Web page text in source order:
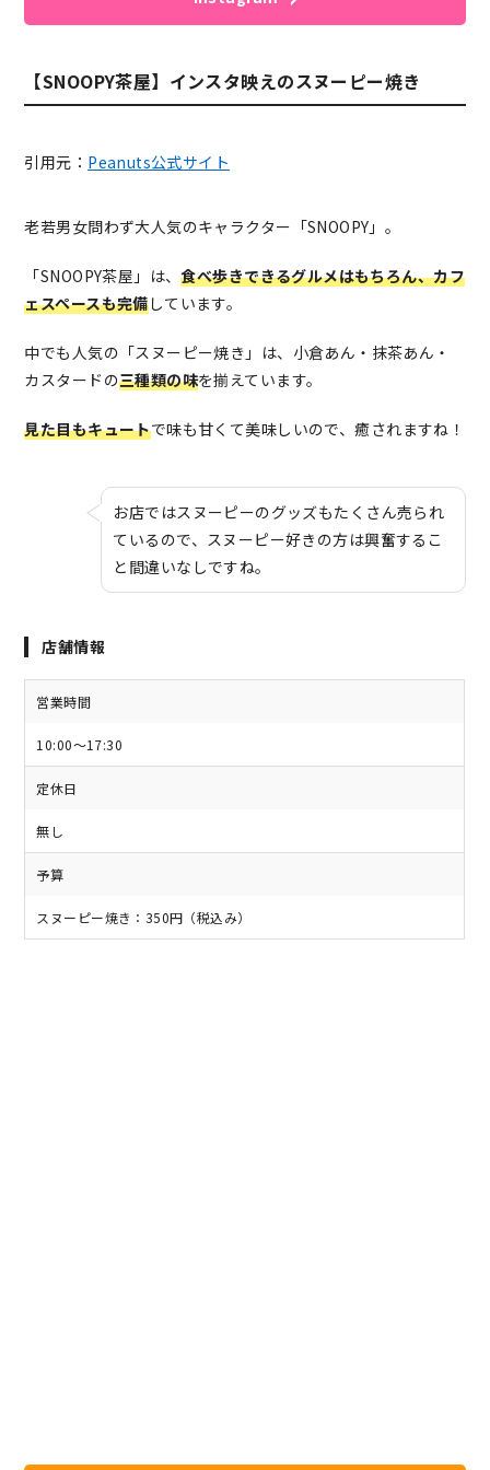
【SNOOPY茶屋】インスタ映えのスヌーピー焼き
引用元： Peanuts公式サイト
老若男女問わず大人気のキャラクター「SNOOPY」。
「SNOOPY茶屋」は、食べ歩きできるグルメはもちろん、カフ
ェスペースも完備しています。
中でも人気の「スヌーピー焼き」は、小倉あん・抹茶あん・
カスタードの三種類の味を揃えています。
見た目もキュートで味も甘くて美味しいので、癒されますね！
お店ではスヌーピーのグッズもたくさん売られ
ているので、スヌーピー好きの方は興奮するこ
と間違いなしですね。
店舗情報
営業時間
10:00～17:30
定休日
無し
予算
スヌーピー焼き：350円（税込み）